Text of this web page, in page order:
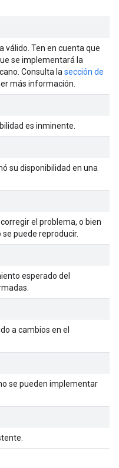
válido. Ten en cuenta que
se implementará la
Consulta la sección de
más información.
es inminente.
su disponibilidad en una
el problema, o bien
puede reproducir.
esperado del
a cambios en el
se pueden implementar